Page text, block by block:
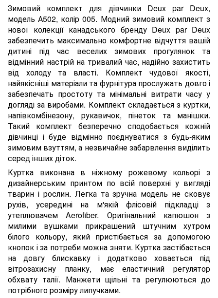
Зимовий комплект для дівчинки Deux par Deux,
модель А502, колір 005. Модний зимовий комплект з
нової колекції канадського бренду Deux par Deux
забезпечить максимально комфортне відчуття вашій
дитині під час веселих зимових прогулянок та
відмінний настрій на тривалий час, надійно захистить
від холоду та власті. Комплект чудової якості,
найякісніші матеріали та фурнітура прослужать довго і
забезпечать простоту та мінімальні витрати часу у
догляді за виробами. Комплект складається з куртки,
напівкомбінезону, рукавичок, пінеток та манішки.
Такий комплект безперечно сподобається кожній
дівчинці і буде відмінно поєднуватися з будь-яким
зимовим взуттям, а незвичайне забарвлення виділить
серед інших діток.
Куртка виконана в ніжному рожевому кольорі з
дизайнерським принтом по всій поверхні у вигляді
тварин і рослин. Легка та зручна модель не сковує
рухів, усередині на м'якій флісовій підкладці з
утеплювачем Aerofiber. Оригінальний капюшон з
милими вушками прикрашений штучним хутром
білого кольору, який пристібається за допомогою
кнопок і за потреби можна зняти. Куртка застібається
на довгу блискавку і додатково ховається під
вітрозахисну планку, має еластичний регулятор
обхвату талії. Манжети щільні та регулюються до
потрібного розміру липучками.